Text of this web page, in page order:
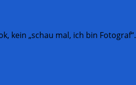
kein „schau mal, ich bin Fotograf“.